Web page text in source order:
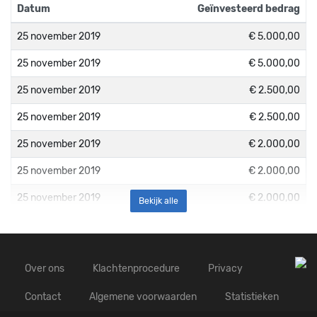
Datum Geïnvesteerd bedrag
25 november 2019 € 5.000,00
25 november 2019 € 5.000,00
25 november 2019 € 2.500,00
25 november 2019 € 2.500,00
25 november 2019 € 2.000,00
25 november 2019 € 2.000,00
25 november 2019 € 2.000,00
25 november 2019
Bekijk alle
Over ons Klachtenprocedure Privacy
Contact Algemene voorwaarden Statistieken